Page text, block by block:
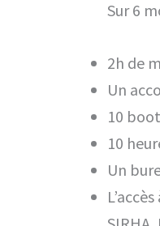
Sur 6
2h de
Un
10
10
Un